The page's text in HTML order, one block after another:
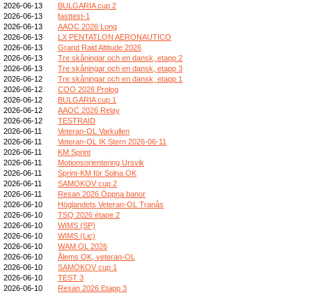
2026-06-13
BULGARIA cup 2
2026-06-13
fasttest-1
2026-06-13
AAOC 2026 Long
2026-06-13
LX PENTATLON AERONAUTICO
2026-06-13
Grand Raid Altitude 2026
2026-06-13
Tre skåningar och en dansk, etapp 2
2026-06-13
Tre skåningar och en dansk, etapp 3
2026-06-12
Tre skåningar och en dansk, etapp 1
2026-06-12
COO 2026 Prolog
2026-06-12
BULGARIA cup 1
2026-06-12
AAOC 2026 Relay
2026-06-12
TESTRAID
2026-06-11
Veteran-OL Varkullen
2026-06-11
Veteran-OL IK Stern 2026-06-11
2026-06-11
KM Sprint
2026-06-11
Motionsorientering Ursvik
2026-06-11
Sprint-KM för Solna OK
2026-06-11
SAMOKOV cup 2
2026-06-11
Resan 2026 Öppna banor
2026-06-10
Höglandets Veteran-OL Tranås
2026-06-10
TSQ 2026 étape 2
2026-06-10
WIMS (SP)
2026-06-10
WIMS (Lic)
2026-06-10
WAM OL 2026
2026-06-10
Ålems OK, veteran-OL
2026-06-10
SAMOKOV cup 1
2026-06-10
TEST 3
2026-06-10
Resan 2026 Etapp 3